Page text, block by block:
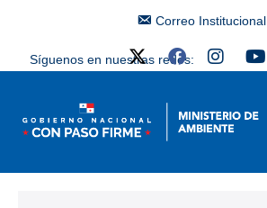
Correo Institucional
Síguenos en nuestras redes: